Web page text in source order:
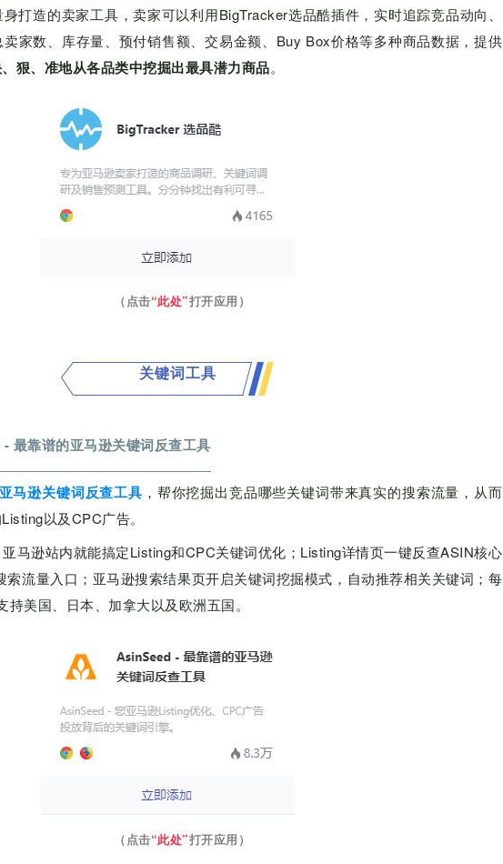
打造的卖家工具，卖家可以利用BigTracker选品酷插件，实时追踪竞品动向、
家数、库存量、预付销售额、交易金额、Buy Box价格等多种商品数据，提供
狠、准地从各品类中挖掘出最具潜力商品。
（点击“此处”打开应用）
关键词工具
最靠谱的亚马逊关键词反查工具
马逊关键词反查工具 ，帮你挖掘出竞品哪些关键词带来真实的搜索流量，从而
以及CPC广告。
马逊站内就能搞定Listing和CPC关键词优化；Listing详情页一键反查ASIN核心
流量入口；亚马逊搜索结果页开启关键词挖掘模式，自动推荐相关关键词；每
美国、日本、加拿大以及欧洲五国。
（点击“此处”打开应用）